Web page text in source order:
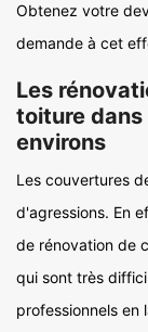
Obtenez votre
demande à cet
Les
toiture dans
environs
Les couvertures
d'agressions. En
de rénovation de
qui sont très
professionnels en